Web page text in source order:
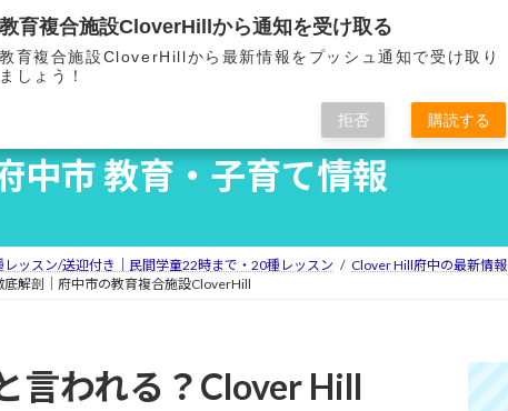
HOME OVERVIEW FACILITY
中市 教育・子育て情報
ッスン/送迎付き｜民間学童22時まで・20種レッスン Clover Hill府中の最新情報
解剖｜府中市の教育複合施設CloverHill
言われる？Clover Hill
教育複合施設CloverHillから通知を受け取る
教育複合施設CloverHillから最新情報をプッシュ通知で受け取り
ましょう！
拒否 購読する